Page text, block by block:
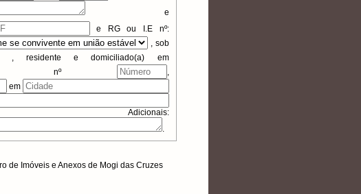
e
e RG ou I.E nº:
, sob
, residente e domiciliado(a) em
nº
,
em
.
de Imóveis e Anexos de Mogi das Cruzes